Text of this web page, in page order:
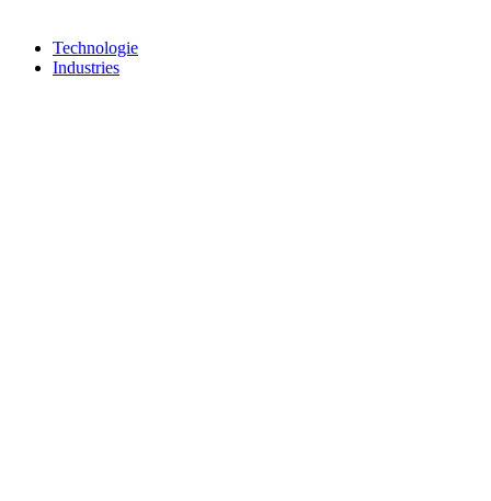
Technologie
Industries